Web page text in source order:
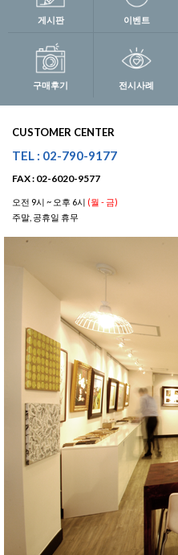
게시판 이벤트
구매후기 전시사례
CUSTOMER CENTER
TEL : 02-790-9177
FAX : 02-6020-9577
오전 9시 ~ 오후 6시 (월 - 금)
주말, 공휴일 휴무